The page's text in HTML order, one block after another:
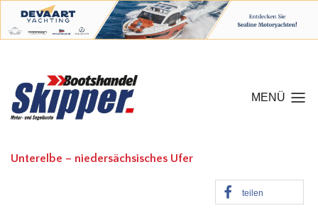
MENÜ
Unterelbe – niedersächsisches Ufer
teilen